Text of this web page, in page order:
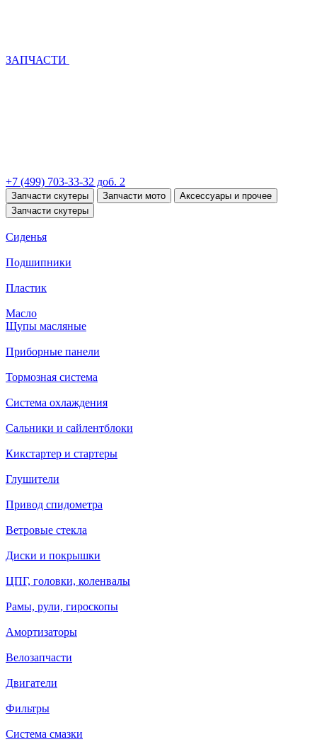
ЗАПЧАСТИ
+7 (499) 703-33-32 доб. 2
Запчасти скутеры Запчасти мото
Аксессуары и прочее
Запчасти скутеры
Сиденья
Подшипники
Пластик
Масло
Щупы масляные
Приборные панели
Тормозная система
Система охлаждения
Сальники и сайлентблоки
Кикстартер и стартеры
Глушители
Привод спидометра
Ветровые стекла
Диски и покрышки
ЦПГ, головки, коленвалы
Рамы, рули, гироскопы
Амортизаторы
Велозапчасти
Двигатели
Фильтры
Система смазки